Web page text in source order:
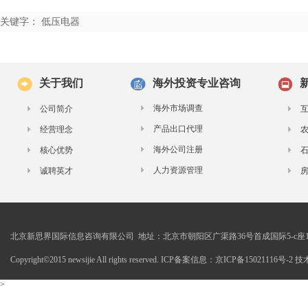
关键字： 低压电器
关于我们
公司简介
经营理念
核心优势
诚聘英才
海外投资专业咨询
海外市场调查
产品出口代理
海外公司注册
人力资源管理
北京新思界国际信息咨询有限公司 地址：北京市朝阳区广渠路36号首成国际5-c座
Copyright©2015 newsijie All rights reserved. ICP备案信息：京ICP备15021116号-2 技
>